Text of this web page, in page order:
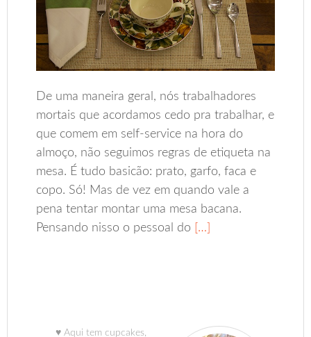
De uma maneira geral, nós trabalhadores
mortais que acordamos cedo pra trabalhar, e
que comem em self-service na hora do
almoço, não seguimos regras de etiqueta na
mesa. É tudo basicão: prato, garfo, faca e
copo. Só! Mas de vez em quando vale a
pena tentar montar uma mesa bacana.
Pensando nisso o pessoal do […]
♥ Aqui tem cupcakes,